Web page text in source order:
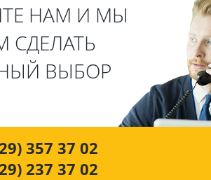
НАМ И МЫ
ВЫБОР
357 37 02
237 37 02